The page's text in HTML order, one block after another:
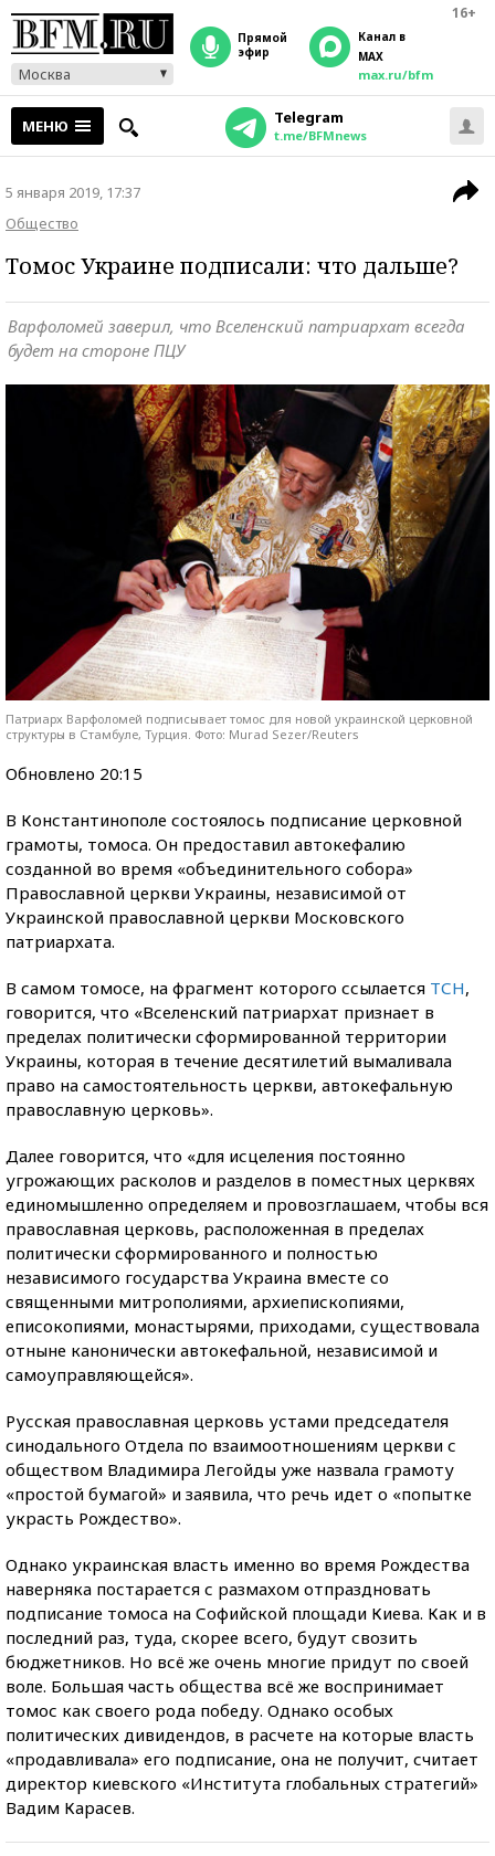
16+
Москва
прямой
эфир
Канал в
MAX
max.ru/bfm
МЕНЮ Telegram
t.me/BFMnews
5 января 2019, 17:37
Общество
Томос Украине подписали: что дальше?
Варфоломей заверил, что Вселенский патриархат всегда
будет на стороне ПЦУ
Патриарх Варфоломей подписывает томос для новой украинской церковной
структуры в Стамбуле, Турция. Фото: Murad Sezer/Reuters
Обновлено 20:15
В Константинополе состоялось подписание церковной
грамоты, томоса. Он предоставил автокефалию
созданной во время «объединительного собора»
Православной церкви Украины, независимой от
Украинской православной церкви Московского
патриархата.
В самом томосе, на фрагмент которого ссылается ТСН,
говорится, что «Вселенский патриархат признает в
пределах политически сформированной территории
Украины, которая в течение десятилетий вымаливала
право на самостоятельность церкви, автокефальную
православную церковь».
Далее говорится, что «для исцеления постоянно
угрожающих расколов и разделов в поместных церквях
единомышленно определяем и провозглашаем, чтобы вся
православная церковь, расположенная в пределах
политически сформированного и полностью
независимого государства Украина вместе со
священными митрополиями, архиепископиями,
еписокопиями, монастырями, приходами, существовала
отныне канонически автокефальной, независимой и
самоуправляющейся».
Русская православная церковь устами председателя
синодального Отдела по взаимоотношениям церкви с
обществом Владимира Легойды уже назвала грамоту
«простой бумагой» и заявила, что речь идет о «попытке
украсть Рождество».
Однако украинская власть именно во время Рождества
наверняка постарается с размахом отпраздновать
подписание томоса на Софийской площади Киева. Как и в
последний раз, туда, скорее всего, будут свозить
бюджетников. Но всё же очень многие придут по своей
воле. Большая часть общества всё же воспринимает
томос как своего рода победу. Однако особых
политических дивидендов, в расчете на которые власть
«продавливала» его подписание, она не получит, считает
директор киевского «Института глобальных стратегий»
Вадим Карасев.